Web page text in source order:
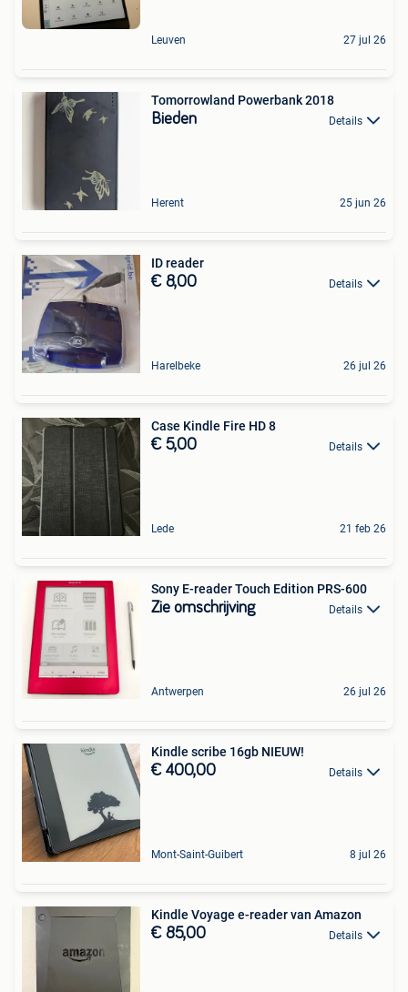
Leuven 27 jul 26
Tomorrowland Powerbank 2018
Bieden Details
Herent 25 jun 26
ID reader
€ 8,00 Details
Harelbeke 26 jul 26
Case Kindle Fire HD 8
€ 5,00 Details
Lede 21 feb 26
Sony E-reader Touch Edition PRS-600
Zie omschrijving Details
Antwerpen 26 jul 26
Kindle scribe 16gb NIEUW!
€ 400,00 Details
Mont-Saint-Guibert 8 jul 26
Kindle Voyage e-reader van Amazon
€ 85,00 Details